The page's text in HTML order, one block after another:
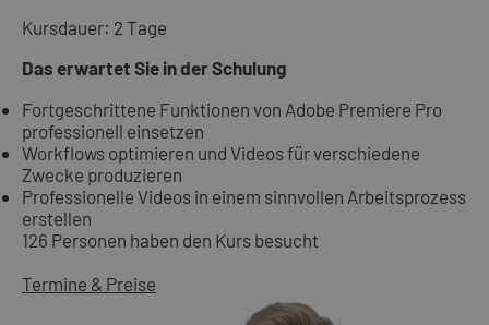
Kursdauer: 2 Tage
Das erwartet Sie in der Schulung
Fortgeschrittene Funktionen von Adobe Premiere Pro
professionell einsetzen
Workflows optimieren und Videos für verschiedene
Zwecke produzieren
Professionelle Videos in einem sinnvollen Arbeitsprozess
erstellen
126 Personen haben den Kurs besucht
Termine & Preise